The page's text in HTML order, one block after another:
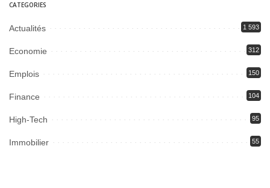
CATEGORIES
Actualités 1 593
Economie 312
Emplois 150
Finance 104
High-Tech 95
Immobilier 55